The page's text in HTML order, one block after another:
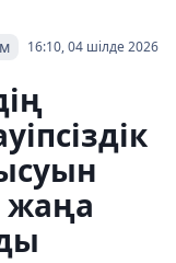
16:10, 04 шілде 2026
жаңа